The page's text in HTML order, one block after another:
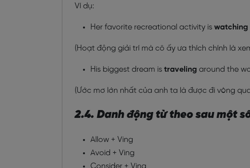
Ví dụ:
Her favorite recreational activity is watching
(Hoạt động giải trí mà cô ấy ưa thích chính là
His biggest dream is traveling around the
(Ước mơ lớn nhất của anh ta là được đi vòng
2.4. Danh động từ theo sau một
Allow + Ving
Avoid + Ving